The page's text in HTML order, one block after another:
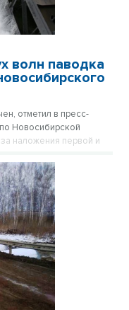
волн паводка
отметил в пресс-
Новосибирской
наложения первой и